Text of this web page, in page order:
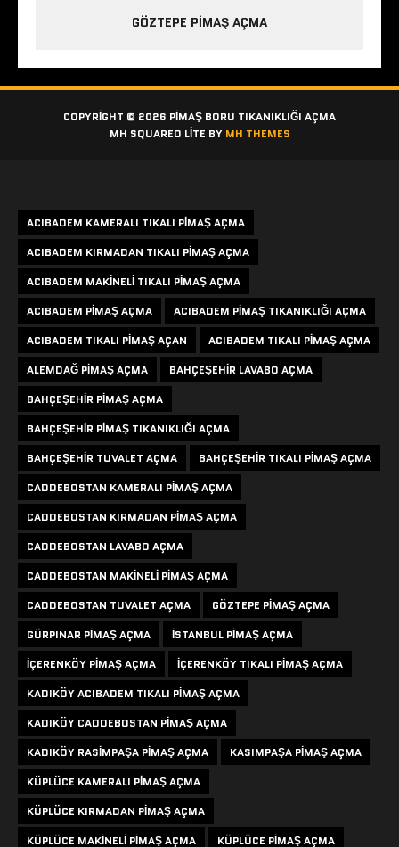
GÖZTEPE PIMAŞ AÇMA
COPYRIGHT © 2026 PIMAŞ BORU TIKANIKLIĞI AÇMA
MH SQUARED LITE BY MH THEMES
ACIBADEM KAMERALI TIKALI PIMAŞ AÇMA
ACIBADEM KIRMADAN TIKALI PIMAŞ AÇMA
ACIBADEM MAKINELI TIKALI PIMAŞ AÇMA
ACIBADEM PIMAŞ AÇMA
ACIBADEM PIMAŞ TIKANIKLIĞI AÇMA
ACIBADEM TIKALI PIMAŞ AÇAN
ACIBADEM TIKALI PIMAŞ AÇMA
ALEMDAĞ PIMAŞ AÇMA
BAHÇEŞEHIR LAVABO AÇMA
BAHÇEŞEHIR PIMAŞ AÇMA
BAHÇEŞEHIR PIMAŞ TIKANIKLIĞI AÇMA
BAHÇEŞEHIR TUVALET AÇMA
BAHÇEŞEHIR TIKALI PIMAŞ AÇMA
CADDEBOSTAN KAMERALI PIMAŞ AÇMA
CADDEBOSTAN KIRMADAN PIMAŞ AÇMA
CADDEBOSTAN LAVABO AÇMA
CADDEBOSTAN MAKINELI PIMAŞ AÇMA
CADDEBOSTAN TUVALET AÇMA
GÖZTEPE PIMAŞ AÇMA
GÜRPINAR PIMAŞ AÇMA
ISTANBUL PIMAŞ AÇMA
IÇERENKÖY PIMAŞ AÇMA
IÇERENKÖY TIKALI PIMAŞ AÇMA
KADIKÖY ACIBADEM TIKALI PIMAŞ AÇMA
KADIKÖY CADDEBOSTAN PIMAŞ AÇMA
KADIKÖY RASIMPAŞA PIMAŞ AÇMA
KASIMPAŞA PIMAŞ AÇMA
KÜPLÜCE KAMERALI PIMAŞ AÇMA
KÜPLÜCE KIRMADAN PIMAŞ AÇMA
KÜPLÜCE MAKINELI PIMAŞ AÇMA
KÜPLÜCE PIMAŞ AÇMA